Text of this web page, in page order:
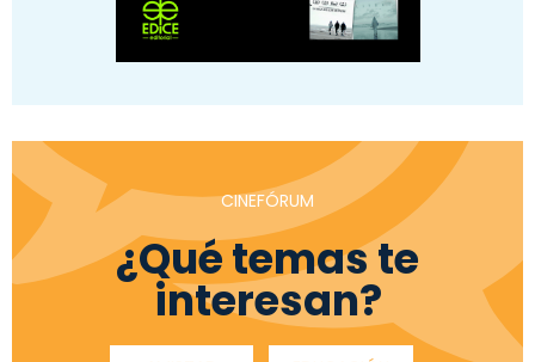
CINEFÓRUM
¿Qué temas te
interesan?